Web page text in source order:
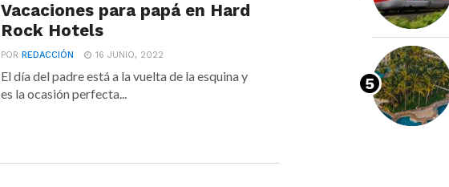
Vacaciones para papá en Hard
Rock Hotels
PORREDACCIÓN 16 JUNIO, 2022
El día del padre está a la vuelta de la esquina y
es la ocasión perfecta...